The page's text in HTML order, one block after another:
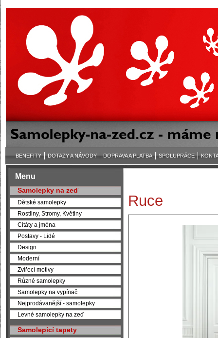
Ruce
Menu
Samolepky na zeď
Dětské samolepky
Rostliny, Stromy, Květiny
Citáty a jména
Postavy - Lidé
Design
Moderní
Zvířecí motivy
Různé samolepky
Samolepky na vypínač
Nejprodávanější - samolepky
Levné samolepky na zeď
Samolepící tapety
BENEFITY DOTAZY A NÁVODY DOPRAVA A PLATBA SPOLUPRÁCE